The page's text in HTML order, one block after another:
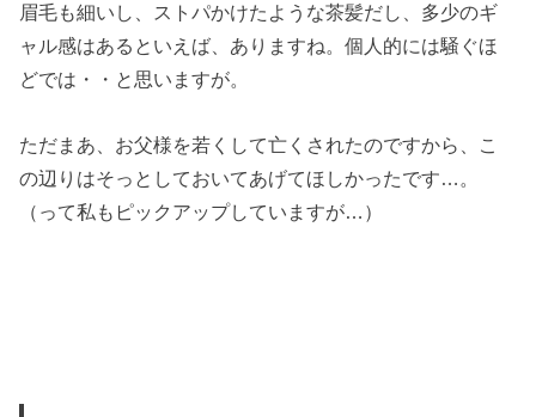
眉毛も細いし、ストパかけたような茶髪だし、多少のギ
ャル感はあるといえば、ありますね。個人的には騒ぐほ
どでは・・と思いますが。
ただまあ、お父様を若くして亡くされたのですから、こ
の辺りはそっとしておいてあげてほしかったです…。
（って私もピックアップしていますが…）